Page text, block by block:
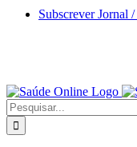
Skip
Subscrever Jornal
Pesquisar